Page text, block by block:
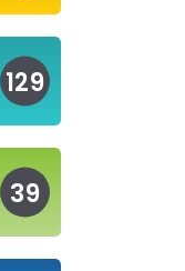
129
39